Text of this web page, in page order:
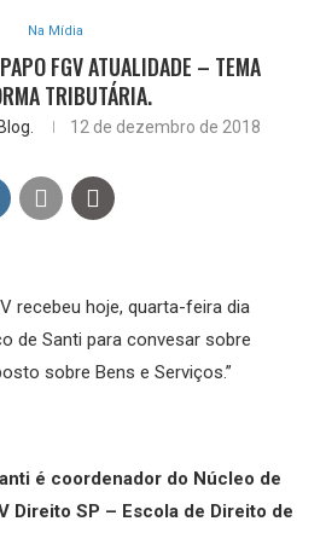
Na Mídia
FGV ATUALIDADE – TEMA
TRIBUTÁRIA.
12 de dezembro de 2018
recebeu hoje, quarta-feira dia
de Santi para convesar sobre
sobre Bens e Serviços.”
é coordenador do Núcleo de
Direito SP – Escola de Direito de